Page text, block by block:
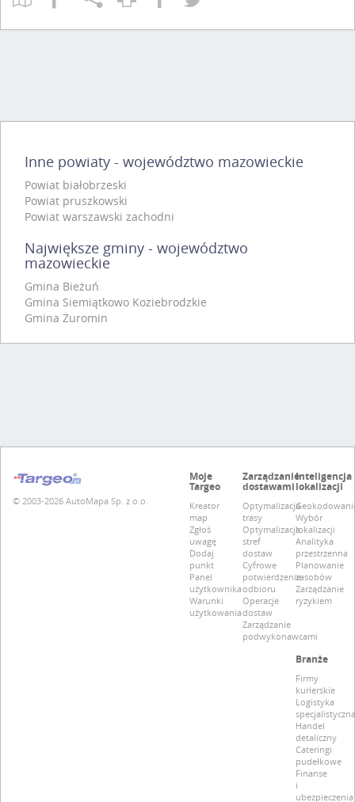
Inne powiaty - województwo mazowieckie
Powiat białobrzeski
Powiat pruszkowski
Powiat warszawski zachodni
Największe gminy - województwo
mazowieckie
Gmina Bieżuń
Gmina Siemiątkowo Koziebrodzkie
Gmina Żuromin
© 2003-2026 AutoMapa Sp. z o.o.
Moje
Targeo
Kreator
map
Zgłoś
uwagę
Dodaj
punkt
Panel
użytkownika
Warunki
użytkowania
Zarządzanie
dostawami
Optymalizacja
trasy
Optymalizacja
stref
dostaw
Cyfrowe
potwierdzenie
odbioru
Operacje
dostaw
Zarządzanie
podwykonawcami
Inteligencja
lokalizacji
Wybór
lokalizacji
Analityka
przestrzenna
Planowanie
zasobów
Zarządzanie
ryzykiem
Branże
Firmy
kurierskie
Logistyka
specjalistyczna
Handel
detaliczny
Cateringi
pudełkowe
Finanse
i
ubezpieczenia